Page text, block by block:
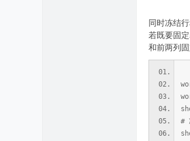
同时冻结
若既要固
和前两列固
#